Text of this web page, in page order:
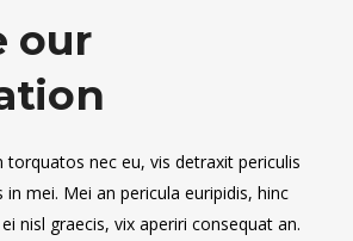
our
torquatos nec eu, vis detraxit periculis
in mei. Mei an pericula euripidis, hinc
nisl graecis, vix aperiri consequat an.